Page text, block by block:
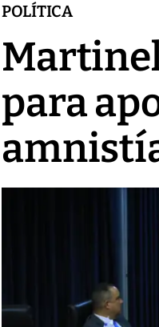
POLÍTICA
para